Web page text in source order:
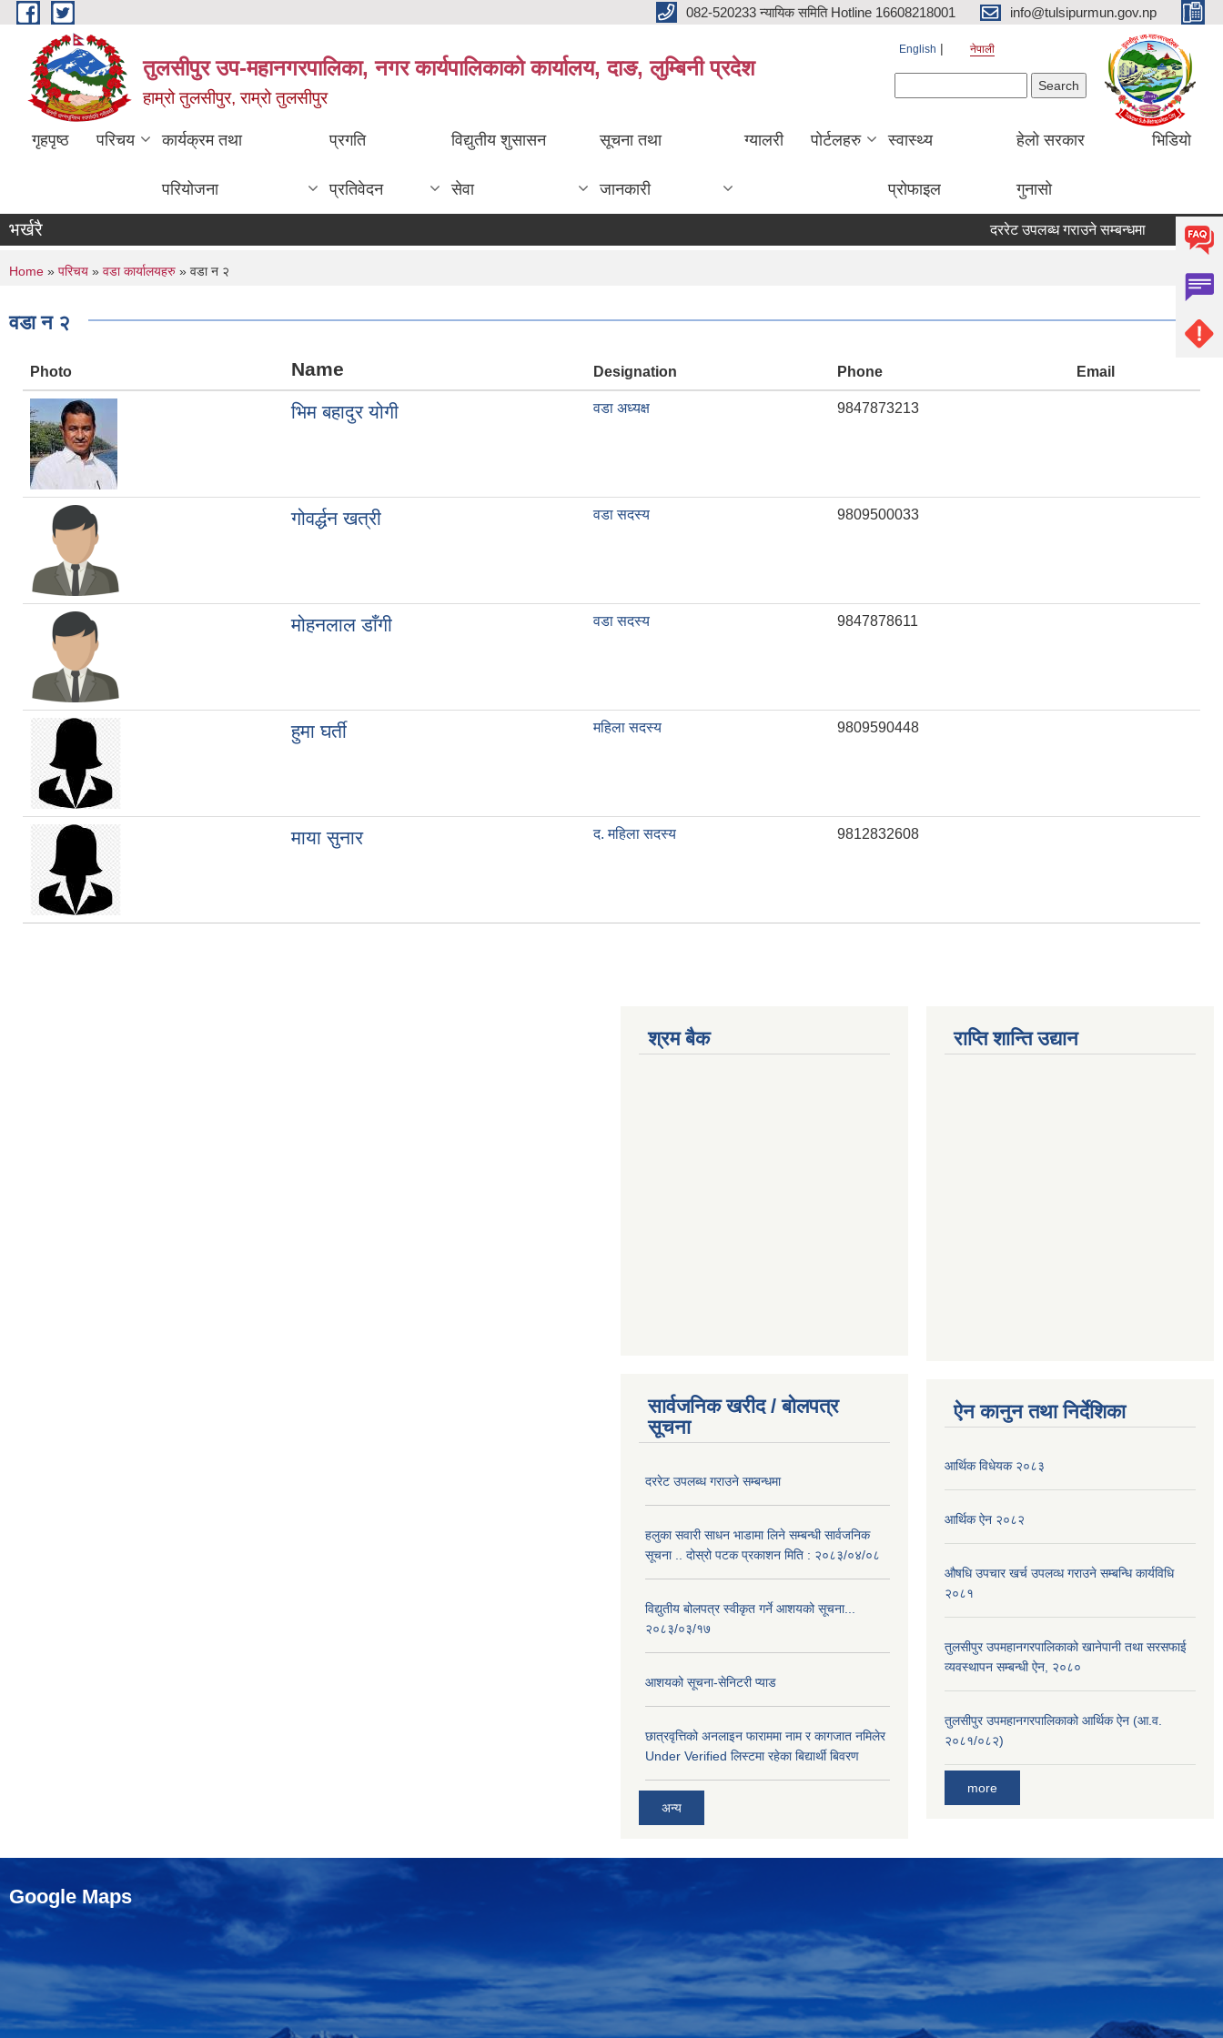
Skip to main content 082-520233 न्यायिक समिति Hotline 16608218001 info@tulsipurmun.gov.np
तुलसीपुर उप-महानगरपालिका, नगर कार्यपालिकाको कार्यालय, दाङ, लुम्बिनी प्रदेश
हाम्रो तुलसीपुर, राम्रो तुलसीपुर
English नेपाली
गृहपृष्ठ परिचय कार्यक्रम तथा
परियोजना
प्रगति
प्रतिवेदन
विद्युतीय शुसासन
सेवा
सूचना तथा
जानकारी
ग्यालरी पोर्टलहरु स्वास्थ्य
प्रोफाइल
हेलो सरकार
गुनासो
भिडियो
भर्खरै दररेट उपलब्ध गराउने सम्बन्धमा सरुवा
You are here
Home » परिचय » वडा कार्यालयहरु » वडा न २
वडा न २
Photo Name Designation Phone Email
भिम बहादुर योगी वडा अध्यक्ष 9847873213
गोवर्द्धन खत्री वडा सदस्य 9809500033
मोहनलाल डाँगी वडा सदस्य 9847878611
हुमा घर्ती महिला सदस्य 9809590448
माया सुनार द. महिला सदस्य 9812832608
श्रम बैक
सार्वजनिक खरीद / बोलपत्र
सूचना
दररेट उपलब्ध गराउने सम्बन्धमा
हलुका सवारी साधन भाडामा लिने सम्बन्धी सार्वजनिक
सूचना .. दोस्रो पटक प्रकाशन मिति : २०८३/०४/०८
विद्युतीय बोलपत्र स्वीकृत गर्ने आशयको सूचना...
२०८३/०३/१७
आशयको सूचना-सेनिटरी प्याड
छात्रवृत्तिको अनलाइन फाराममा नाम र कागजात नमिलेर
Under Verified लिस्टमा रहेका बिद्यार्थी बिवरण
अन्य
राप्ति शान्ति उद्यान
ऐन कानुन तथा निर्देशिका
आर्थिक विधेयक २०८३
आर्थिक ऐन २०८२
औषधि उपचार खर्च उपलव्ध गराउने सम्बन्धि कार्यविधि
२०८१
तुलसीपुर उपमहानगरपालिकाको खानेपानी तथा सरसफाई
व्यवस्थापन सम्बन्धी ऐन, २०८०
तुलसीपुर उपमहानगरपालिकाको आर्थिक ऐन (आ.व.
२०८१/०८२)
more
Google Maps